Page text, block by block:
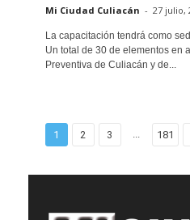
Mi Ciudad Culiacán - 27 julio,
La capacitación tendrá como
Un total de 30 de elementos en
Preventiva de Culiacán y de...
1 2 3 ... 181